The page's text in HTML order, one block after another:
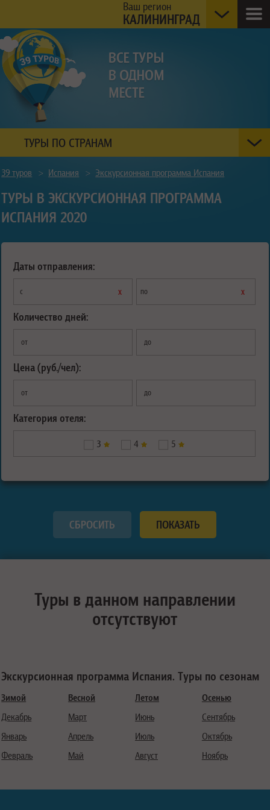
Ваш регион
КАЛИНИНГРАД
ТУРЫ ПО СТРАНАМ
39 туров > Испания > Экскурсионная программа Испания
ТУРЫ В ЭКСКУРСИОННАЯ ПРОГРАММА
ИСПАНИЯ 2020
Даты отправления:
с х по х
Количество дней:
от до
Цена (руб./чел):
от до
Категория отеля:
3 4 5
Туры в данном направлении
отсутствуют
Экскурсионная программа Испания. Туры по сезонам
Зимой
Декабрь
Январь
Февраль
Весной
Март
Апрель
Май
Летом
Июнь
Июль
Август
Осенью
Сентябрь
Октябрь
Ноябрь